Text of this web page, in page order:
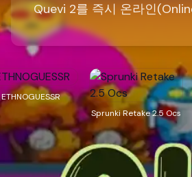
Quevi 2를 즉시 온라인
ETHNOGUESSR
Sprunki Retake 2.5 Ocs